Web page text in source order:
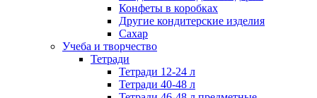
Конфеты в коробках
Другие кондитерские изделия
Сахар
Учеба и творчество
Тетради
Тетради 12-24 л
Тетради 40-48 л